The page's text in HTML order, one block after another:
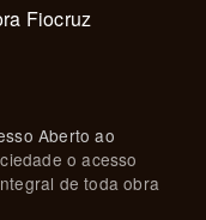
Fiocruz
Aberto ao
o acesso
de toda obra